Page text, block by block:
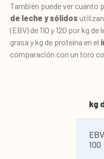
También puede ver cuánto
de leche y sólidos
(EBV) de 110 y 120 por kg
grasa y kg de proteína en el
comparación con un toro
kg
EBV
100